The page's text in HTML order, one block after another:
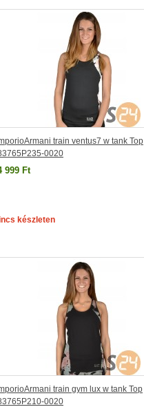
train ventus7 w tank Top
0020
999 Ft
készleten
train gym lux w tank Top
0020